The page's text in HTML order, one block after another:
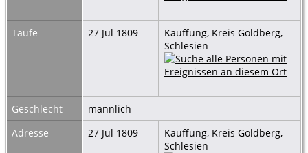
Taufe 27 Jul 1809
Kauffung, Kreis Goldberg,
Schlesien
Geschlecht
männlich
Adresse
27 Jul 1809
Kauffung, Kreis Goldberg,
Schlesien